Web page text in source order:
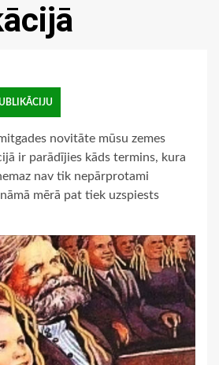
novitāte mūsu zemes
ir parādījies kāds termins, kura
nav tik nepārprotami
mērā pat tiek uzspiests